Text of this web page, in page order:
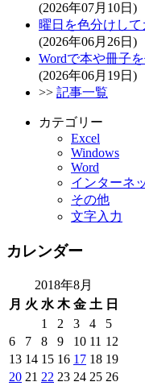
(2026年07月10日)
曜日を色分けして
(2026年06月26日)
Wordで本や冊子
(2026年06月19日)
>> 記事一覧
カテゴリー
Excel
Windows
Word
インターネ
その他
文字入力
カレンダー
2018年8月
月 火 水 木 金 土 日
1
2 3 4
5
6
7 8 9 10 11 12
13 14 15 16 17 18 19
20 21 22 23 24 25 26